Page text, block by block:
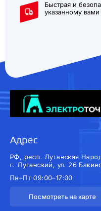
Быстрая и
указанному вами
Адрес
РФ, респ. Луганская
г. Луганский, ул. 26
Пн–Пт 09:00–17:00
Посмотреть на карте